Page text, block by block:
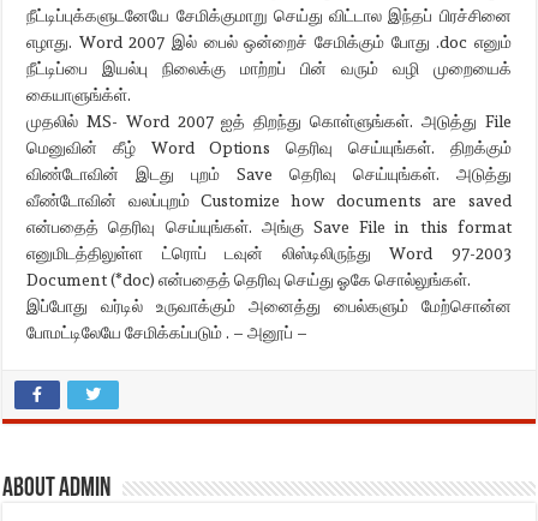
நீட்டிப்புக்களுடனேயே சேமிக்குமாறு செய்து விட்டால இந்தப் பிரச்சினை
எழாது. Word 2007 இல் பைல் ஒன்றைச் சேமிக்கும் போது .doc எனும்
நீட்டிப்பை இயல்பு நிலைக்கு மாற்றப் பின் வரும் வழி முறையைக்
கையாளுங்க்ள்.
முதலில் MS- Word 2007 ஐத் திறந்து கொள்ளுங்கள். அடுத்து File
மெனுவின் கீழ் Word Options தெரிவு செய்யுங்கள். திறக்கும்
விண்டோவின் இடது புறம் Save தெரிவு செய்யுங்கள். அடுத்து
வீண்டோவின் வலப்புறம் Customize how documents are saved
என்பதைத் தெரிவு செய்யுங்கள். அங்கு Save File in this format
எனுமிடத்திலுள்ள ட்ரொப் டவுன் லிஸ்டிலிருந்து Word 97-2003
Document (*doc) என்பதைத் தெரிவு செய்து ஓகே சொல்லுங்கள்.
இப்போது வர்டில் உருவாக்கும் அனைத்து பைல்களும் மேற்சொன்ன
போமட்டிலேயே சேமிக்கப்படும் . – அனூப் –
About admin